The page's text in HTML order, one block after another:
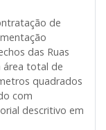
de
das Ruas
área total de
quadrados
com
descritivo em